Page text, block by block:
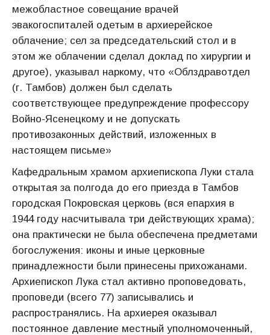
межобластное совещание врачей
эвакогоспиталей одетым в архиерейское
облачение; сел за председательский стол и в
этом же облачении сделал доклад по хирургии и
другое), указывал наркому, что «Облздравотдел
(г. Тамбов) должен был сделать
соответствующее предупреждение профессору
Войно-Ясенецкому и не допускать
противозаконных действий, изложенных в
настоящем письме»
Кафедральным храмом архиепископа Луки стала
открытая за полгода до его приезда в Тамбов
городская Покровская церковь (вся епархия в
1944 году насчитывала три действующих храма);
она практически не была обеспечена предметами
богослужения: иконы и иные церковные
принадлежности были принесены прихожанами.
Архиепископ Лука стал активно проповедовать,
проповеди (всего 77) записывались и
распространялись. На архиерея оказывал
постоянное давление местный уполномоченный,